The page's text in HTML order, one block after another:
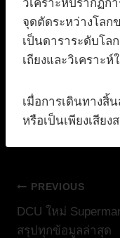
วิเคราะห์ปรากฏก
จุดตัดระหว่างโลก
เป็นดาราระดับโล
เถียงและวิเคราะ
เมื่อการเดินทางสิ้
หรือเป็นเพียงเสีย
แนะแนว
เรื่อง
PREVIOUS
DCU ใหม่
สรุปทุกข้อมูลล่าสุด